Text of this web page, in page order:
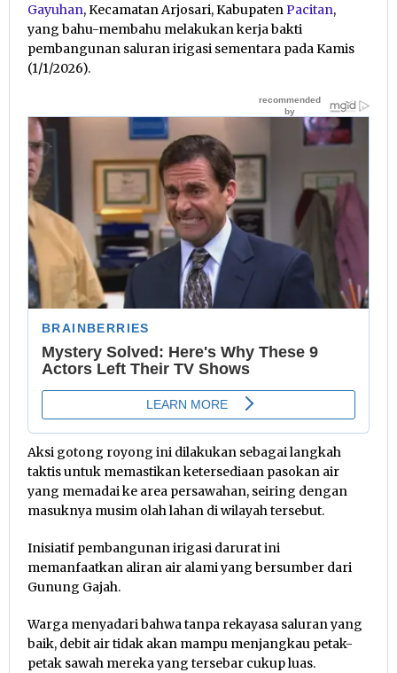
Gayuhan, Kecamatan Arjosari, KabupatenPacitan,
yang bahu-membahu melakukan kerja bakti
pembangunan saluran irigasi sementara pada Kamis
(1/1/2026).
Aksi gotong royong ini dilakukan sebagai langkah
taktis untuk memastikan ketersediaan pasokan air
yang memadai ke area persawahan, seiring dengan
masuknya musim olah lahan di wilayah tersebut.
Inisiatif pembangunan irigasi darurat ini
memanfaatkan aliran air alami yang bersumber dari
Gunung Gajah.
Warga menyadari bahwa tanpa rekayasa saluran yang
baik, debit air tidak akan mampu menjangkau petak-
petak sawah mereka yang tersebar cukup luas.